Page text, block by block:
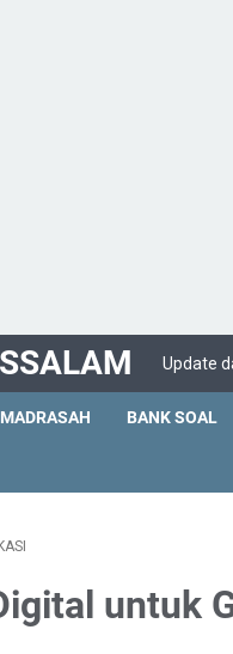
Update
MADRASAH BANK SOAL
untuk